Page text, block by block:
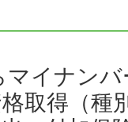
イナン
取得（種